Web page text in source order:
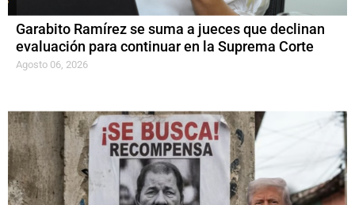
Garabito Ramírez se suma a jueces que declinan
evaluación para continuar en la Suprema Corte
Agosto 06, 2026